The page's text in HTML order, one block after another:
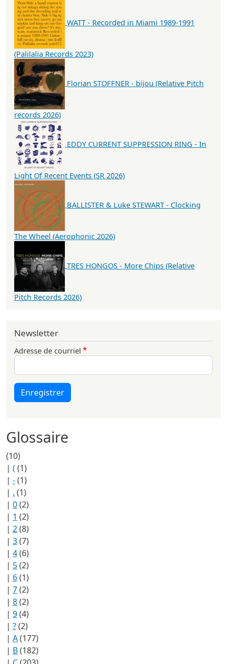
Glossaire
(10)
| ( (1)
| -(1)
| . (1)
| 0(2)
| 1 (2)
| 2(8)
| 3(7)
| 4(6)
| 5(2)
| 6(1)
| 7(2)
| 8(2)
| 9(4)
| ?(2)
| A(177)
| B(182)
WATT - Recorded in Miami 1989-1991
(Palilalia Records 2023)
Florian STOFFNER - bijou (Relative Pitch
records 2026)
EDDY CURRENT SUPPRESSION RING - In
Light Of Recent Events (SR 2026)
BALLISTER & Luke STEWART - Clocking
The Wheel (Aerophonic 2026)
TRES HONGOS - More Chips (Relative
Pitch Records 2026)
Newsletter
Adresse de courriel
Enregistrer